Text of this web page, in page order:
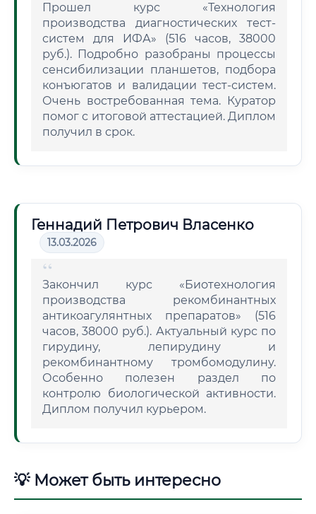
Прошел курс «Технология
производства диагностических тест-
систем для ИФА» (516 часов, 38000
руб.). Подробно разобраны процессы
сенсибилизации планшетов, подбора
конъюгатов и валидации тест-систем.
Очень востребованная тема. Куратор
помог с итоговой аттестацией. Диплом
получил в срок.
Геннадий Петрович Власенко
13.03.2026
Закончил курс «Биотехнология
производства рекомбинантных
антикоагулянтных препаратов» (516
часов, 38000 руб.). Актуальный курс по
гирудину, лепирудину и
рекомбинантному тромбомодулину.
Особенно полезен раздел по
контролю биологической активности.
Диплом получил курьером.
💡 Может быть интересно